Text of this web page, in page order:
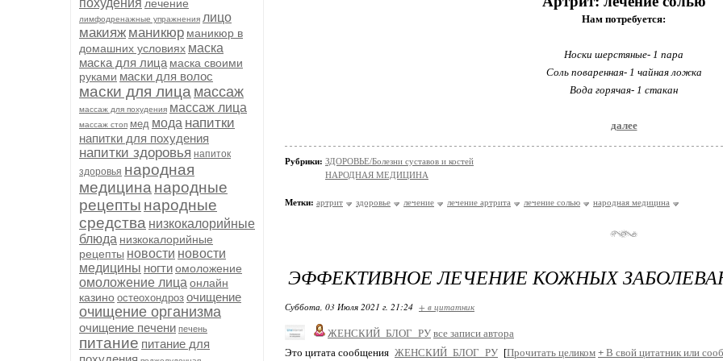
похудения лечение
лимфодренажные упражнения лицо
макияж маникюр маникюр в
домашних условиях маска
маска для лица маска своими
руками маски для волос
маски для лица массаж
массаж для похудения массаж лица
массаж стоп мед мода напитки
напитки для похудения
напитки здоровья напиток
здоровья народная
медицина народные
рецепты народные
средства низкокалорийные
блюда низкокалорийные
рецепты новости новости
медицины ногтиомоложение
омоложение лица онлайн
казино остеохондроз очищение
очищение организма
очищение печени печень
питание питание для
Нам потребуется:
Носки шерстяные- 1 пара
Соль поваренная- 1 чайная ложка
Вода горячая- 1 стакан
далее
Рубрики: ЗДОРОВЬЕ/Болезни суставов и костей
НАРОДНАЯ МЕДИЦИНА
Метки: артрит здоровье лечение лечение артрита лечение солью народная медицина
ЭФФЕКТИВНОЕ ЛЕЧЕНИЕ КОЖНЫХ
Суббота, 03 Июля 2021 г. 21:24 + в цитатник
ЖЕНСКИЙ_БЛОГ_РУ все записи автора
Это цитата сообщения ЖЕНСКИЙ_БЛОГ_РУ [Прочитать целиком + В свой цитатник или